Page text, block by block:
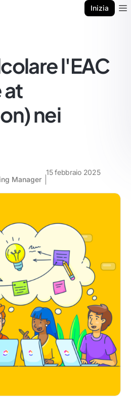
Inizia
l'EAC
at
nei
Manager
15 febbraio 2025